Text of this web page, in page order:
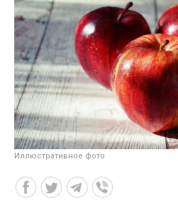
Иллюстративное фото